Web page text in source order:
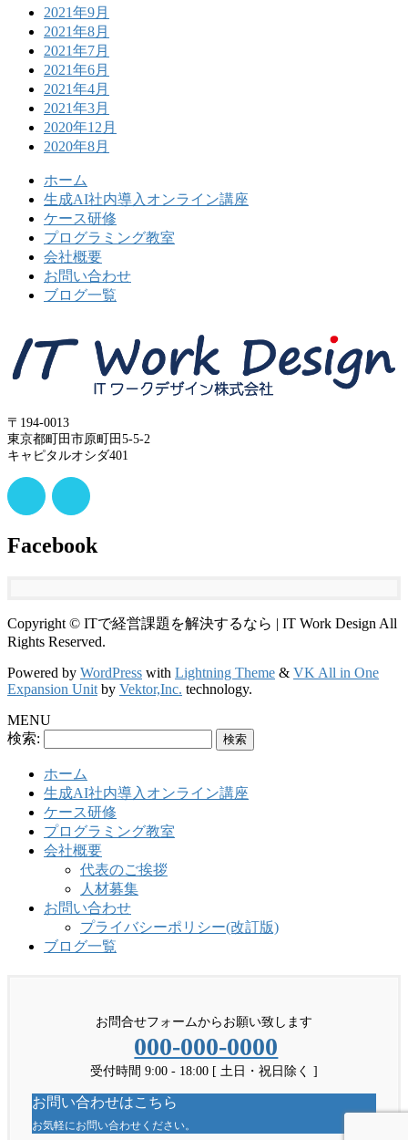
2021年9月
2021年8月
2021年7月
2021年6月
2021年4月
2021年3月
2020年12月
2020年8月
ホーム
生成AI社内導入オンライン講座
ケース研修
プログラミング教室
会社概要
お問い合わせ
ブログ一覧
〒194-0013
東京都町田市原町田5-5-2
キャピタルオシダ401
Facebook
Copyright © ITで経営課題を解決するなら | IT Work Design All
Rights Reserved.
Powered by WordPress with Lightning Theme & VK All in One
Expansion Unit by Vektor,Inc. technology.
MENU
検索:
ホーム
生成AI社内導入オンライン講座
ケース研修
プログラミング教室
会社概要
代表のご挨拶
人材募集
お問い合わせ
プライバシーポリシー(改訂版)
ブログ一覧
お問合せフォームからお願い致します
000-000-0000
受付時間 9:00 - 18:00 [ 土日・祝日除く ]
お問い合わせはこちら
お気軽にお問い合わせください。